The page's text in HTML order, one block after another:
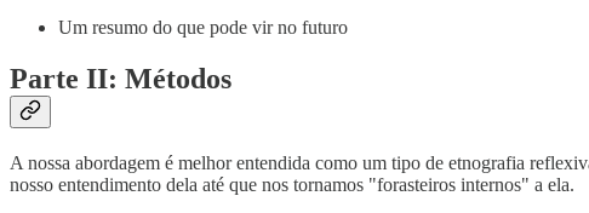
Um resumo do que pode vir no futuro
Parte II: Métodos
A nossa abordagem é melhor entendida como um tipo de etnografia
nosso entendimento dela até que nos tornamos "forasteiros internos" a ela.